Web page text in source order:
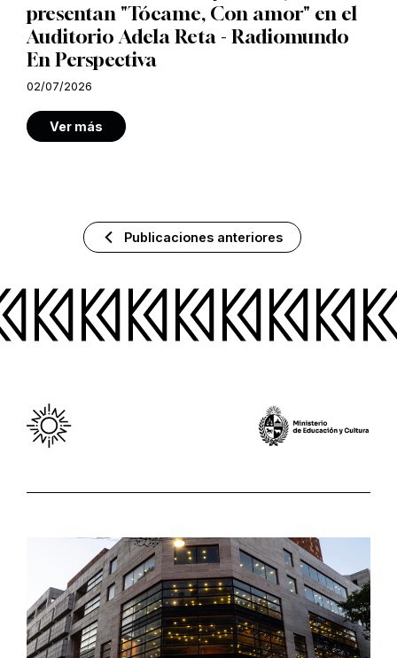
presentan "Tócame, Con amor" en el
Auditorio Adela Reta - Radiomundo
En Perspectiva
02/07/2026
Ver más
Publicaciones anteriores